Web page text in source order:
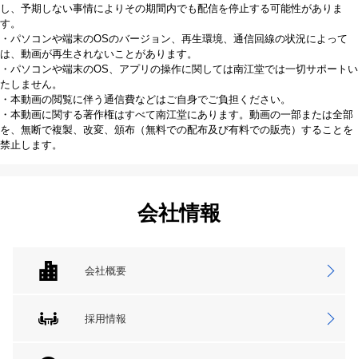
し、予期しない事情によりその期間内でも配信を停止する可能性がありま
す。
・パソコンや端末のOSのバージョン、再生環境、通信回線の状況によって
は、動画が再生されないことがあります。
・パソコンや端末のOS、アプリの操作に関しては南江堂では一切サポートい
たしません。
・本動画の閲覧に伴う通信費などはご自身でご負担ください。
・本動画に関する著作権はすべて南江堂にあります。動画の一部または全部
を、無断で複製、改変、頒布（無料での配布及び有料での販売）することを
禁止します。
会社情報
会社概要
採用情報